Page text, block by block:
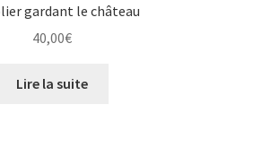
gardant le château
40,00€
Lire la suite